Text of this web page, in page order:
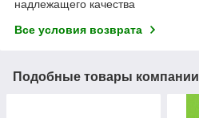
надлежащего качества
Все условия возврата
Подобные товары компании